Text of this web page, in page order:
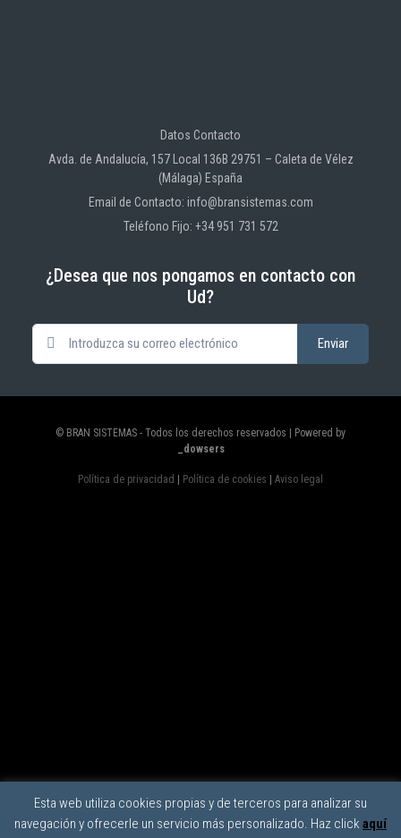
Datos Contacto
Avda. de Andalucía, 157 Local 136B 29751 – Caleta de Vélez
(Málaga) España
Email de Contacto: info@bransistemas.com
Teléfono Fijo: +34 951 731 572
¿Desea que nos pongamos en contacto con
Ud?
© BRAN SISTEMAS - Todos los derechos reservados | Powered by
_dowsers
Política de privacidad | Política de cookies | Aviso legal
Esta web utiliza cookies propias y de terceros para analizar su
navegación y ofrecerle un servicio más personalizado. Haz click aquí